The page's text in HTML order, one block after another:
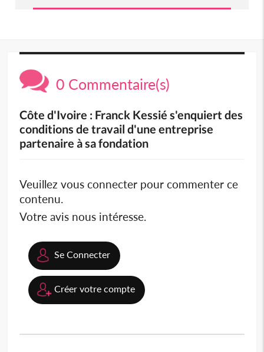
0 Commentaire(s)
Côte d'Ivoire : Franck Kessié s'enquiert des
conditions de travail d'une entreprise
partenaire à sa fondation
Veuillez vous connecter pour commenter ce
contenu.
Votre avis nous intéresse.
Se Connecter
Créer votre compte